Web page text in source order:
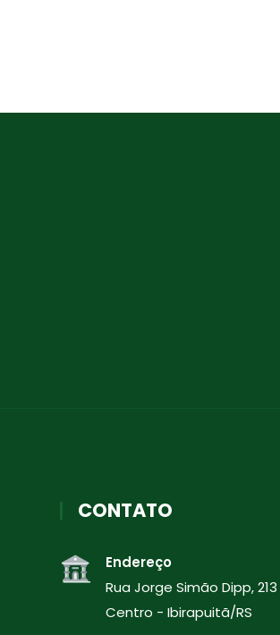
CONTATO
Endereço
Rua Jorge Simão Dipp, 213
Centro - Ibirapuitã/RS